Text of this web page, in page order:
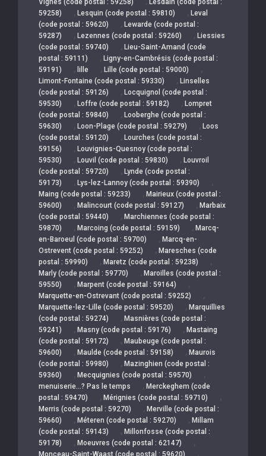
59258)
, Lesquin (code postal : 59810) , Leval
(code postal : 59620)
, Lewarde (code postal :
59287)
, Lezennes (code postal : 59260) , Liessies
(code postal : 59740)
, Lieu-Saint-Amand (code
postal : 59111)
, Ligny-en-Cambrésis (code postal :
59191)
, lille , Lille (code postal : 59000) ,
Limont-Fontaine (code postal : 59330) , Linselles
(code postal : 59126)
, Locquignol (code postal :
59530)
, Loffre (code postal : 59182) , Lompret
(code postal : 59840)
, Looberghe (code postal :
59630)
, Loon-Plage (code postal : 59279) , Loos
(code postal : 59120)
, Lourches (code postal :
59156)
, Louvignies-Quesnoy (code postal :
59530)
, Louvil (code postal : 59830) , Louvroil
(code postal : 59720)
, Lynde (code postal :
59173)
, Lys-lez-Lannoy (code postal : 59390) ,
Maing (code postal : 59233) , Mairieux (code postal :
59600)
, Malincourt (code postal : 59127) , Marbaix
(code postal : 59440)
, Marchiennes (code postal :
59870)
, Marcoing (code postal : 59159) , Marcq-
en-Baroeul (code postal : 59700)
, Marcq-en-
Ostrevent (code postal : 59252)
, Maresches (code
postal : 59990)
, Maretz (code postal : 59238) ,
Marly (code postal : 59770) , Maroilles (code postal :
59550)
, Marpent (code postal : 59164) ,
Marquette-en-Ostrevant (code postal : 59252) ,
Marquette-lez-Lille (code postal : 59520) , Marquillies
(code postal : 59274)
, Masnières (code postal :
59241)
, Masny (code postal : 59176) , Mastaing
(code postal : 59172)
, Maubeuge (code postal :
59600)
, Maulde (code postal : 59158) , Maurois
(code postal : 59980)
, Mazinghien (code postal :
59360)
, Mecquignies (code postal : 59570) ,
menuiserie…? Pas le temps , Merckeghem (code
postal : 59470)
, Mérignies (code postal : 59710) ,
Merris (code postal : 59270) , Merville (code postal :
59660)
, Méteren (code postal : 59270) , Millam
(code postal : 59143)
, Millonfosse (code postal :
59178)
, Moeuvres (code postal : 62147) ,
Monceau-Saint-Waast (code postal : 59620) ,